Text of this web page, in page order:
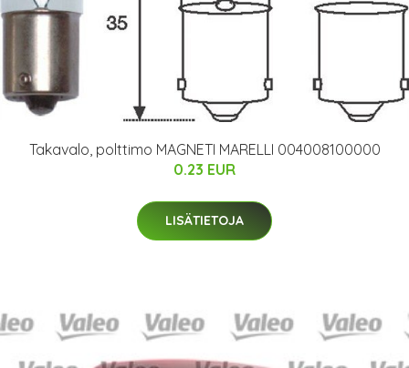
Takavalo, polttimo MAGNETI MARELLI 004008100000
0.23 EUR
LISÄTIETOJA